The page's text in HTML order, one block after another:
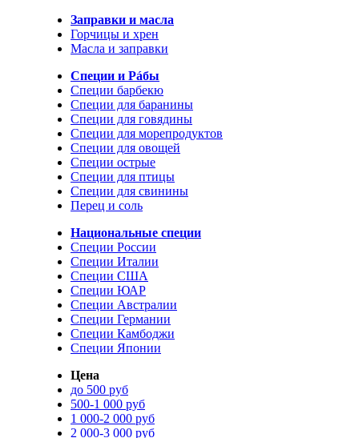
Заправки и масла
Горчицы и хрен
Масла и заправки
Специи и Рáбы
Специи барбекю
Специи для баранины
Специи для говядины
Специи для морепродуктов
Специи для овощей
Специи острые
Специи для птицы
Специи для свинины
Перец и соль
Национальные специи
Специи России
Специи Италии
Специи США
Специи ЮАР
Специи Австралии
Специи Германии
Специи Камбоджи
Специи Японии
Цена
до 500 руб
500-1 000 руб
1 000-2 000 руб
2 000-3 000 руб